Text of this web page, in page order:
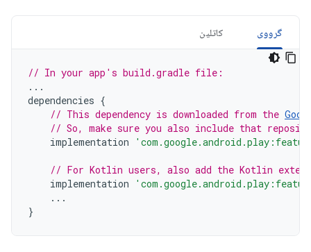
گرووی کاتلین
// In your app's build.gradle file:
...
dependencies {
// This dependency is downloaded from the
// So, make sure you also include that
implementation
// For Kotlin users, also add the Kotlin
implementation
...
}